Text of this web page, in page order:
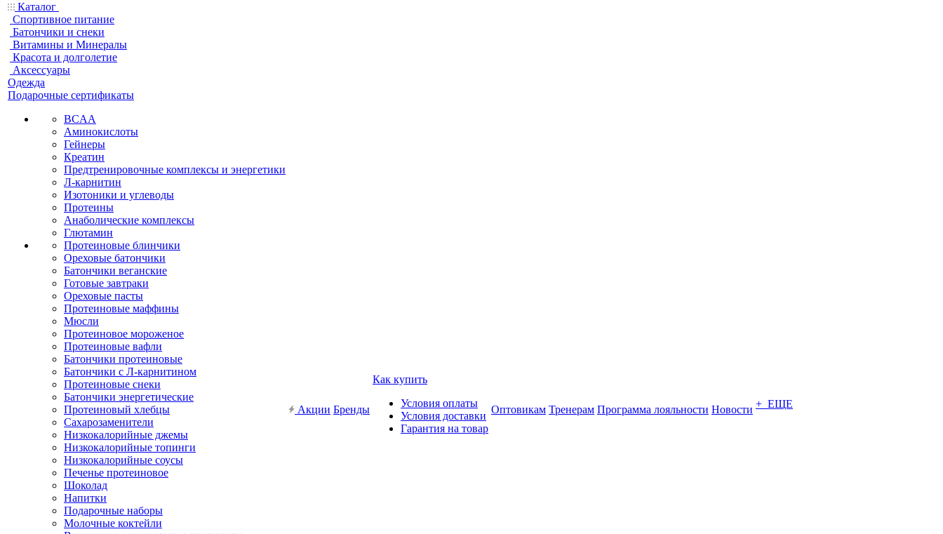
Каталог
Спортивное питание
Батончики и снеки
Витамины и Минералы
Красота и долголетие
Аксессуары
Одежда
Подарочные сертификаты
BCAA
Аминокислоты
Гейнеры
Креатин
Предтренировочные комплексы и энергетики
Л-карнитин
Изотоники и углеводы
Протеины
Анаболические комплексы
Глютамин
Протеиновые блинчики
Ореховые батончики
Батончики веганские
Готовые завтраки
Ореховые пасты
Протеиновые маффины
Мюсли
Протеиновое мороженое
Протеиновые вафли
Батончики протеиновые
Батончики с Л-карнитином
Протеиновые снеки
Батончики энергетические
Протеиновый хлебцы
Сахарозаменители
Низкокалорийные джемы
Низкокалорийные топинги
Низкокалорийные соусы
Печенье протеиновое
Шоколад
Напитки
Подарочные наборы
Молочные коктейли
Акции Бренды
Как купить
Условия оплаты
Условия доставки
Гарантия на товар
Оптовикам Тренерам Программа лояльности Новости + ЕЩЕ